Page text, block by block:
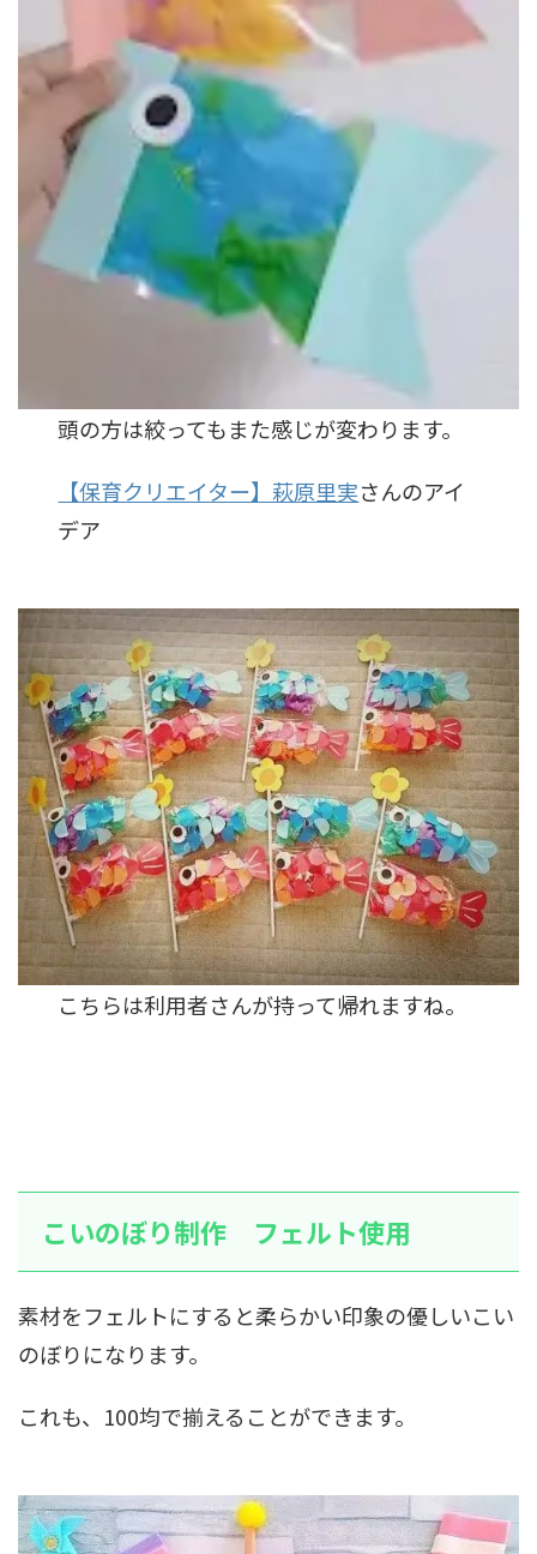
頭の方は絞ってもまた感じが変わります。
【保育クリエイター】萩原里実さんのアイ
デア
こちらは利用者さんが持って帰れますね。
こいのぼり制作 フェルト使用
素材をフェルトにすると柔らかい印象の優しいこい
のぼりになります。
これも、100均で揃えることができます。